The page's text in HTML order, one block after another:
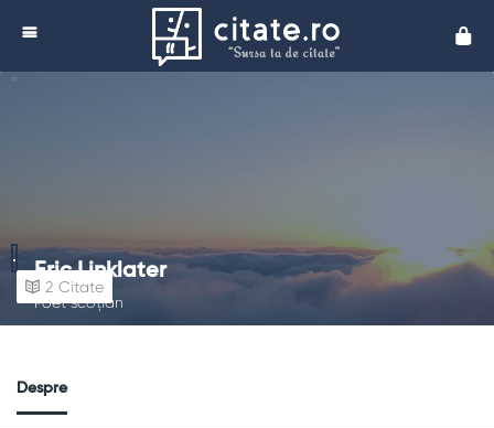
Eric Linklater
Poet scoțian
2 Citate
Despre